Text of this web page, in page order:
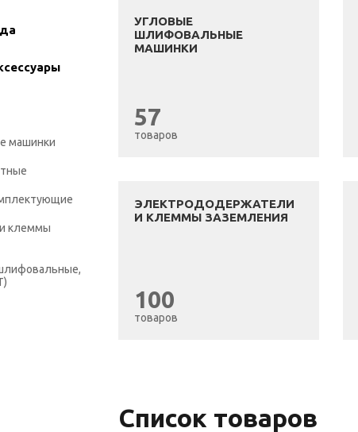
машинки
клеммы
УГЛОВЫЕ
ШЛИФОВАЛЬНЫЕ
МАШИНКИ
57
товаров
ЭЛЕКТРОДОДЕРЖАТЕЛИ
И КЛЕММЫ ЗАЗЕМЛЕНИЯ
100
товаров
Список товаров